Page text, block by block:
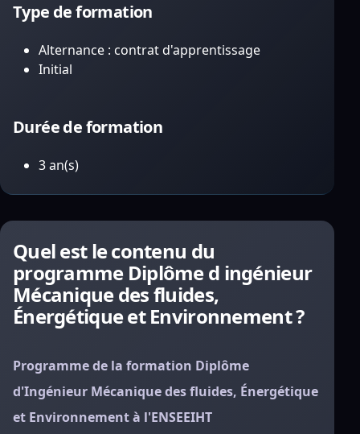
Type de formation
Alternance : contrat d'apprentissage
Initial
Durée de formation
3 an(s)
Quel est le contenu du
programme Diplôme d ingénieur
Mécanique des fluides,
Énergétique et Environnement ?
Programme de la formation Diplôme
d'Ingénieur Mécanique des fluides, Énergétique
et Environnement à l'ENSEEIHT